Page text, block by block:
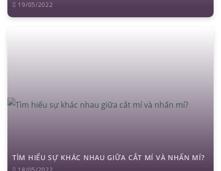
19/05/2022
TÌM HIỂU SỰ KHÁC NHAU GIỮA CẮT MÍ VÀ NHẤN MÍ?